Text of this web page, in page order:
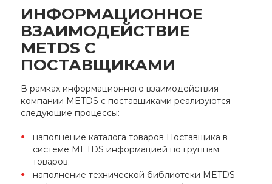
ИНФОРМАЦИОННОЕ
ВЗАИМОДЕЙСТВИЕ
METDS С
ПОСТАВЩИКАМИ
В рамках информационного взаимодействия
компании METDS с поставщиками реализуются
следующие процессы:
наполнение каталога товаров Поставщика в
системе METDS информацией по группам
товаров;
наполнение технической библиотеки METDS